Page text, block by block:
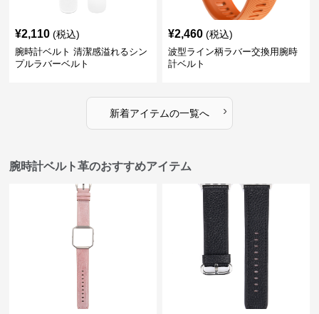
¥2,110 (税込)
腕時計ベルト 清潔感溢れるシン
プルラバーベルト
¥2,460 (税込)
波型ライン柄ラバー交換用腕時
計ベルト
新着アイテムの一覧へ ›
腕時計ベルト革のおすすめアイテム